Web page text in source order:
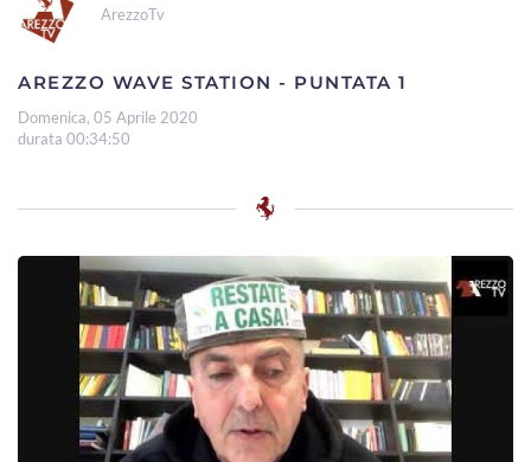
ArezzoTv
AREZZO WAVE STATION - PUNTATA 1
Domenica, 05 Aprile 2020
durata 00:34:50